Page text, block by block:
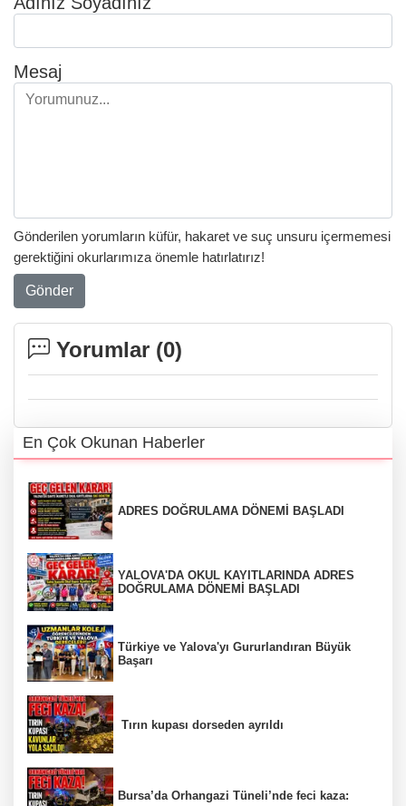
Mesaj
Gönderilen yorumların küfür, hakaret ve suç unsuru içermemesi
gerektiğini okurlarımıza önemle hatırlatırız!
Gönder
Yorumlar (0)
En Çok Okunan Haberler
ADRES DOĞRULAMA DÖNEMİ BAŞLADI
YALOVA'DA OKUL KAYITLARINDA ADRES
DOĞRULAMA DÖNEMİ BAŞLADI
Türkiye ve Yalova'yı Gururlandıran Büyük
Başarı
Tırın kupası dorseden ayrıldı
Bursa’da Orhangazi Tüneli’nde feci kaza: